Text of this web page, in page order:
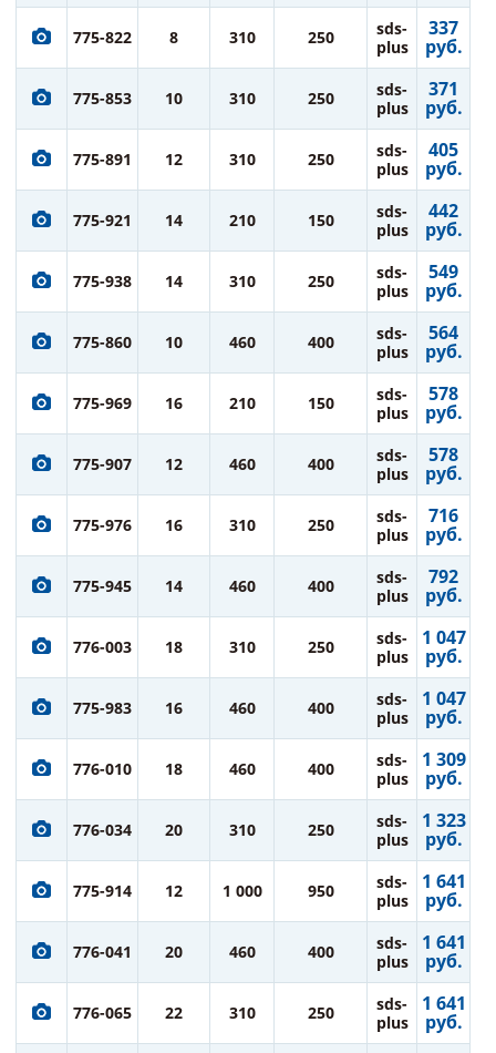
775-822 8 310 250
sds-
plus
337
руб.
775-853 10 310 250
sds-
plus
371
руб.
775-891 12 310 250
sds-
plus
405
руб.
775-921 14 210 150
sds-
plus
442
руб.
775-938 14 310 250
sds-
plus
549
руб.
775-860 10 460 400
sds-
plus
564
руб.
775-969 16 210 150
sds-
plus
578
руб.
775-907 12 460 400
sds-
plus
578
руб.
775-976 16 310 250
sds-
plus
716
руб.
775-945 14 460 400
sds-
plus
792
руб.
776-003 18 310 250
sds-
plus
1 047
руб.
775-983 16 460 400
sds-
plus
1 047
руб.
776-010 18 460 400
sds-
plus
1 309
руб.
776-034 20 310 250
sds-
plus
1 323
руб.
775-914 12 1 000 950
sds-
plus
1 641
руб.
776-041 20 460 400
sds-
plus
1 641
руб.
776-065 22 310 250
sds-
plus
1 641
руб.